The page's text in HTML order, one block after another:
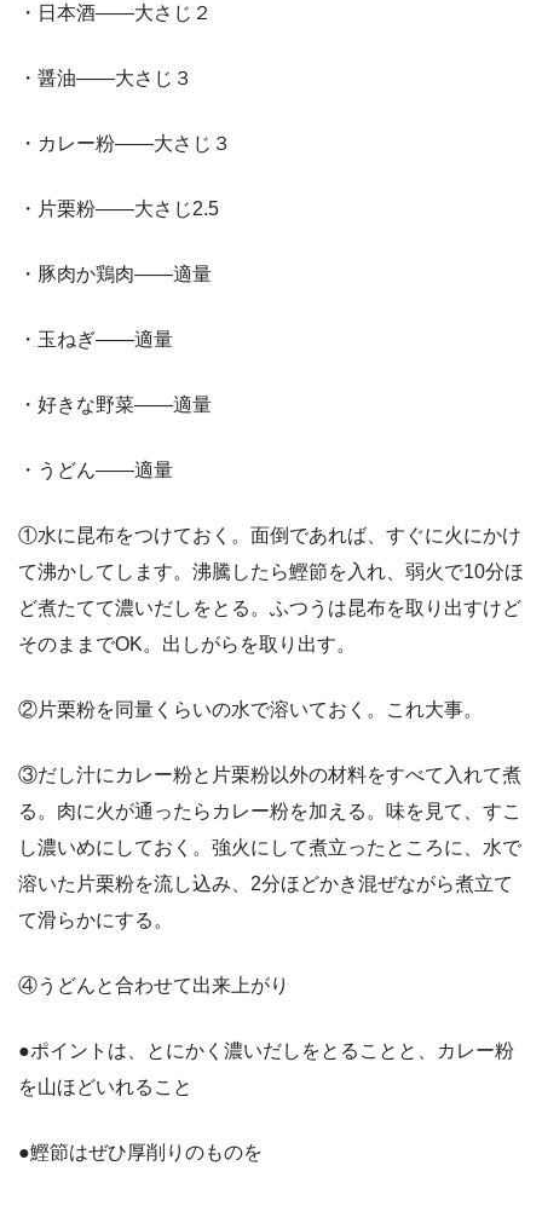
・日本酒——大さじ２
・醤油——大さじ３
・カレー粉——大さじ３
・片栗粉——大さじ2.5
・豚肉か鶏肉——適量
・玉ねぎ——適量
・好きな野菜——適量
・うどん——適量
①水に昆布をつけておく。面倒であれば、すぐに火にかけ
て沸かしてします。沸騰したら鰹節を入れ、弱火で10分ほ
ど煮たてて濃いだしをとる。ふつうは昆布を取り出すけど
そのままでOK。出しがらを取り出す。
②片栗粉を同量くらいの水で溶いておく。これ大事。
③だし汁にカレー粉と片栗粉以外の材料をすべて入れて煮
る。肉に火が通ったらカレー粉を加える。味を見て、すこ
し濃いめにしておく。強火にして煮立ったところに、水で
溶いた片栗粉を流し込み、2分ほどかき混ぜながら煮立て
て滑らかにする。
④うどんと合わせて出来上がり
●ポイントは、とにかく濃いだしをとることと、カレー粉
を山ほどいれること
●鰹節はぜひ厚削りのものを